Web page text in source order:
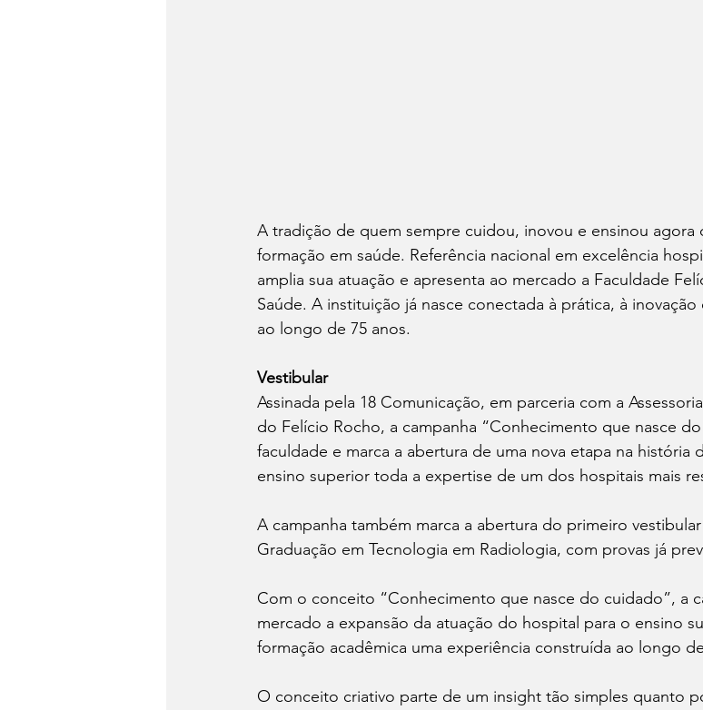
A tradição de quem sempre cuidou, inovou e ensinou agora
formação em saúde. Referência nacional em excelência
amplia sua atuação e apresenta ao mercado a Faculdade
Saúde. A instituição já nasce conectada à prática, à
ao longo de 75 anos.
Vestibular
Assinada pela 18 Comunicação, em parceria com a
do Felício Rocho, a campanha “Conhecimento que nasce
faculdade e marca a abertura de uma nova etapa na história
ensino superior toda a expertise de um dos hospitais mais
A campanha também marca a abertura do primeiro
Graduação em Tecnologia em Radiologia, com provas já
Com o conceito “Conhecimento que nasce do cuidado”, a
mercado a expansão da atuação do hospital para o ensino
formação acadêmica uma experiência construída ao longo
O conceito criativo parte de um insight tão simples quanto